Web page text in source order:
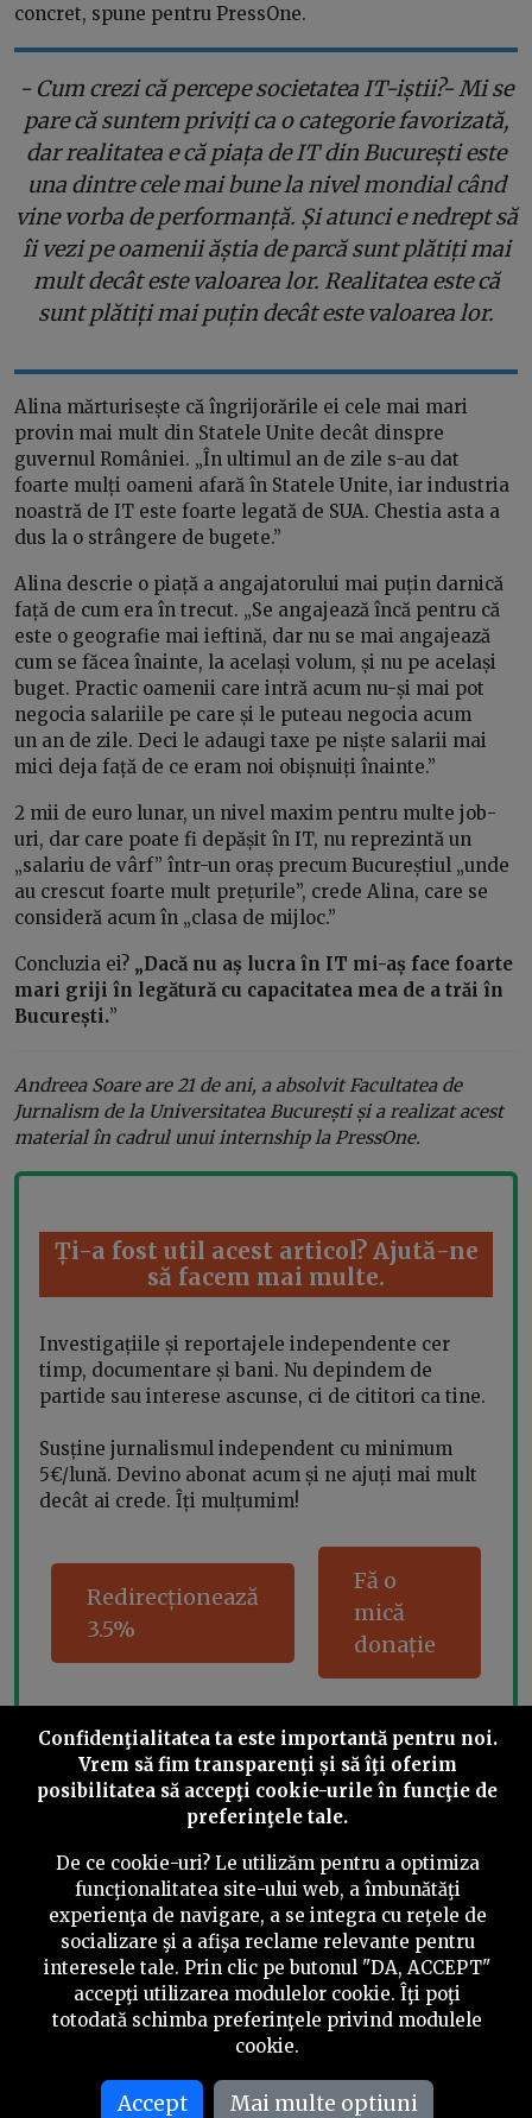
concret, spune pentru PressOne.
- Cum crezi că percepe societatea IT-iștii?- Mi se
pare că suntem priviți ca o categorie favorizată,
dar realitatea e că piața de IT din București este
una dintre cele mai bune la nivel mondial când
vine vorba de performanță. Și atunci e nedrept să
îi vezi pe oamenii ăștia de parcă sunt plătiți mai
mult decât este valoarea lor. Realitatea este că
sunt plătiți mai puțin decât este valoarea lor.
Alina mărturisește că îngrijorările ei cele mai mari
provin mai mult din Statele Unite decât dinspre
guvernul României. „În ultimul an de zile s-au dat
foarte mulți oameni afară în Statele Unite, iar industria
noastră de IT este foarte legată de SUA. Chestia asta a
dus la o strângere de bugete.”
Alina descrie o piață a angajatorului mai puțin darnică
față de cum era în trecut. „Se angajează încă pentru că
este o geografie mai ieftină, dar nu se mai angajează
cum se făcea înainte, la același volum, și nu pe același
buget. Practic oamenii care intră acum nu-și mai pot
negocia salariile pe care și le puteau negocia acum
un an de zile. Deci le adaugi taxe pe niște salarii mai
mici deja față de ce eram noi obișnuiți înainte.”
2 mii de euro lunar, un nivel maxim pentru multe job-
uri, dar care poate fi depășit în IT, nu reprezintă un
„salariu de vârf” într-un oraș precum Bucureștiul „unde
au crescut foarte mult prețurile”, crede Alina, care se
consideră acum în „clasa de mijloc.”
Concluzia ei? „Dacă nu aș lucra în IT mi-aș face foarte
mari griji în legătură cu capacitatea mea de a trăi în
București.”
Andreea Soare are 21 de ani, a absolvit Facultatea de
Jurnalism de la Universitatea București și a realizat acest
material în cadrul unui internship la PressOne.
Ți-a fost util acest articol? Ajută-ne
să facem mai multe.
Investigațiile și reportajele independente cer
timp, documentare și bani. Nu depindem de
partide sau interese ascunse, ci de cititori ca tine.
Susține jurnalismul independent cu minimum
5€/lună. Devino abonat acum și ne ajuți mai mult
decât ai crede. Îți mulțumim!
Redirecționează
3.5%
Fă o
mică
donație
Share this
©2026 PressOne.ro
RSSNewslettereDespre noiPolitica editorială
Politica de verificare a conținutuluiContact
Termeni și condiții
Confidenţialitatea ta este importantă pentru noi.
Vrem să fim transparenţi și să îţi oferim
posibilitatea să accepţi cookie-urile în funcţie de
preferinţele tale.
De ce cookie-uri? Le utilizăm pentru a optimiza
funcţionalitatea site-ului web, a îmbunătăţi
experienţa de navigare, a se integra cu reţele de
socializare şi a afişa reclame relevante pentru
interesele tale. Prin clic pe butonul "DA, ACCEPT"
accepţi utilizarea modulelor cookie. Îţi poţi
totodată schimba preferinţele privind modulele
cookie.
Accept Mai multe optiuni